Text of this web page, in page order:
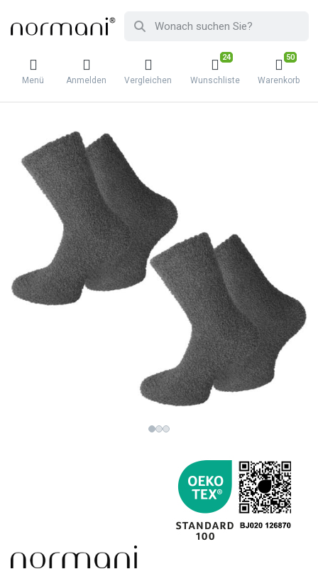
Menü Anmelden Vergleichen
24
Wunschliste
50
Warenkorb